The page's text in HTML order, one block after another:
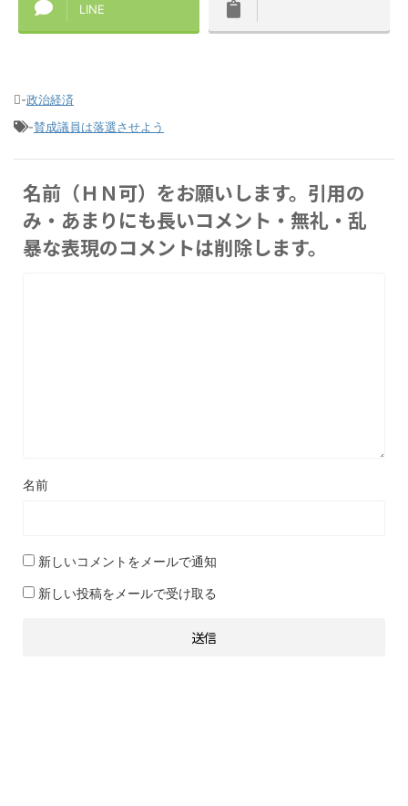
LINE
-政治経済
-賛成議員は落選させよう
名前（ＨＮ可）をお願いします。引用の
み・あまりにも長いコメント・無礼・乱
暴な表現のコメントは削除します。
名前
新しいコメントをメールで通知
新しい投稿をメールで受け取る